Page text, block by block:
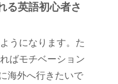
る英語初心者さ
うになります。た
ばモチベーション
海外へ行きたいで